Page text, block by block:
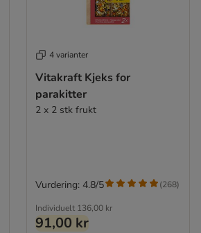
4 varianter
Vitakraft Kjeks for
parakitter
2 x 2 stk frukt
Individuelt 136,00 kr
91,00 kr
Vurdering: 4.8/5 (268)